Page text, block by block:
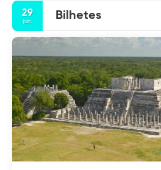
29
jan. Bilhetes